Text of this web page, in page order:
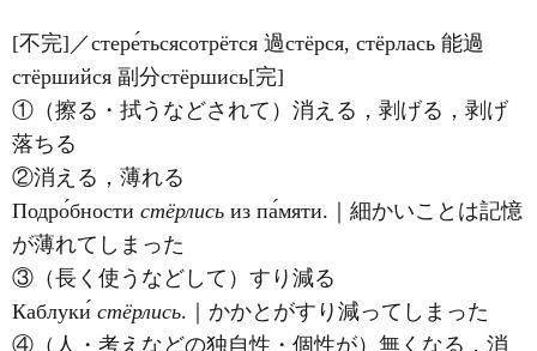
[不完]／стере́тьсясотрётся 過стёрся, стёрлась 能過
стёршийся 副分стёршись[完]
①（擦る・拭うなどされて）消える，剥げる，剥げ
落ちる
②消える，薄れる
Подро́бности стёрлись из па́мяти.｜細かいことは記憶
が薄れてしまった
③（長く使うなどして）すり減る
Каблуки́ стёрлись.｜かかとがすり減ってしまった
④（人・考えなどの独自性・個性が）無くなる，消